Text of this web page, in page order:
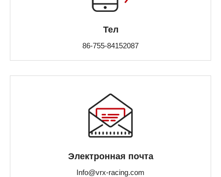
Тел
86-755-84152087
Электронная почта
Info@vrx-racing.com